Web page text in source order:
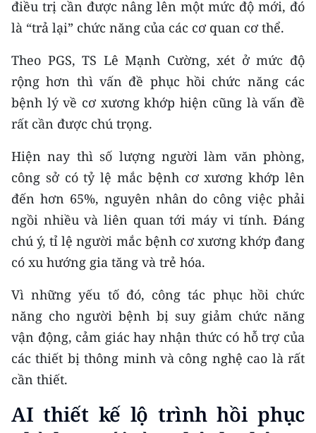
Đông Nam Bộ
Đồng bằng sông Cửu Long
Chuyên trang Hà Nội
Chuyên trang TP. Hồ Chí Minh
CÁC CHUYÊN TRANG
VỀ BÁO NHÂN DÂN
THỜI NAY
NHÂN DÂN CUỐI TUẦN
NHÂN DÂN HẰNG THÁNG
MUA BÁO
điều trị cần được nâng lên một mức độ mới, đó
là “trả lại” chức năng của các cơ quan cơ thể.
Theo PGS, TS Lê Mạnh Cường, xét ở mức độ
rộng hơn thì vấn đề phục hồi chức năng các
bệnh lý về cơ xương khớp hiện cũng là vấn đề
rất cần được chú trọng.
Hiện nay thì số lượng người làm văn phòng,
công sở có tỷ lệ mắc bệnh cơ xương khớp lên
đến hơn 65%, nguyên nhân do công việc phải
ngồi nhiều và liên quan tới máy vi tính. Đáng
chú ý, tỉ lệ người mắc bệnh cơ xương khớp đang
có xu hướng gia tăng và trẻ hóa.
Vì những yếu tố đó, công tác phục hồi chức
năng cho người bệnh bị suy giảm chức năng
vận động, cảm giác hay nhận thức có hỗ trợ của
các thiết bị thông minh và công nghệ cao là rất
cần thiết.
AI thiết kế lộ trình hồi phục